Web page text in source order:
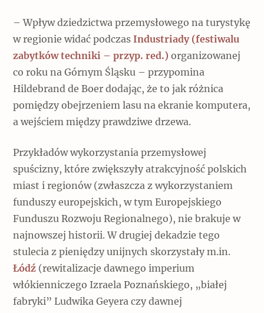
– Wpływ dziedzictwa przemysłowego na turystykę
w regionie widać podczas Industriady (festiwalu
zabytków techniki – przyp. red.)organizowanej
co roku na Górnym Śląsku – przypomina
Hildebrand de Boer dodając, że to jak różnica
pomiędzy obejrzeniem lasu na ekranie komputera,
a wejściem między prawdziwe drzewa.
Przykładów wykorzystania przemysłowej
spuścizny, które zwiększyły atrakcyjność polskich
miast i regionów (zwłaszcza z wykorzystaniem
funduszy europejskich, w tym Europejskiego
Funduszu Rozwoju Regionalnego), nie brakuje w
najnowszej historii. W drugiej dekadzie tego
stulecia z pieniędzy unijnych skorzystały m.in.
Łódź (rewitalizacje dawnego imperium
włókienniczego Izraela Poznańskiego, „białej
fabryki” Ludwika Geyera czy dawnej